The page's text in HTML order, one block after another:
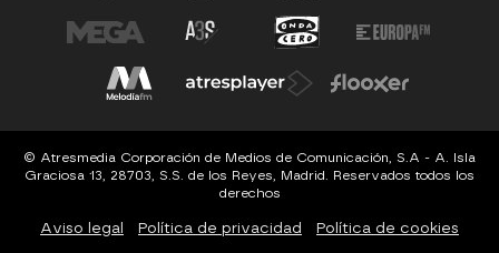
© Atresmedia Corporación de Medios de Comunicación, S.A - A. Isla
Graciosa 13, 28703, S.S. de los Reyes, Madrid. Reservados todos los
derechos
Aviso legal Política de privacidad Política de cookies